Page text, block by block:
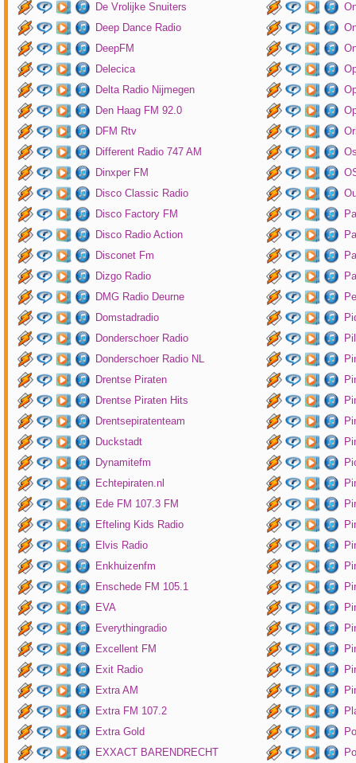
De Vrolijke Snuiters
Deep Dance Radio
DeepFM
Delecica
Delta Radio Nijmegen
Den Haag FM 92.0
DFM Rtv
Different Radio 747 AM
Dinxper FM
Disco Classic Radio
Disco Factory FM
Disco Radio Action
Disconet Fm
Dizgo Radio
DMG Radio Deurne
Domstadradio
Donderschoer Radio
Donderschoer Radio NL
Drentse Piraten
Drentse Piraten Hits
Drentsepiratenteam
Duckstadt
Dynamitefm
Echtepiraten.nl
Ede FM 107.3 FM
Efteling Kids Radio
Elvis Radio
Enkhuizenfm
Enschede FM 105.1
EVA
Everythingradio
Excellent FM
Exit Radio
Extra AM
Extra FM 107.2
Extra Gold
EXXACT BARENDRECHT